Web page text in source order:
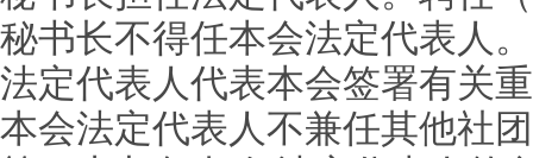
秘书长不得任本会法定代表人。
法定代表人代表本会签署有关
本会法定代表人不兼任其他社